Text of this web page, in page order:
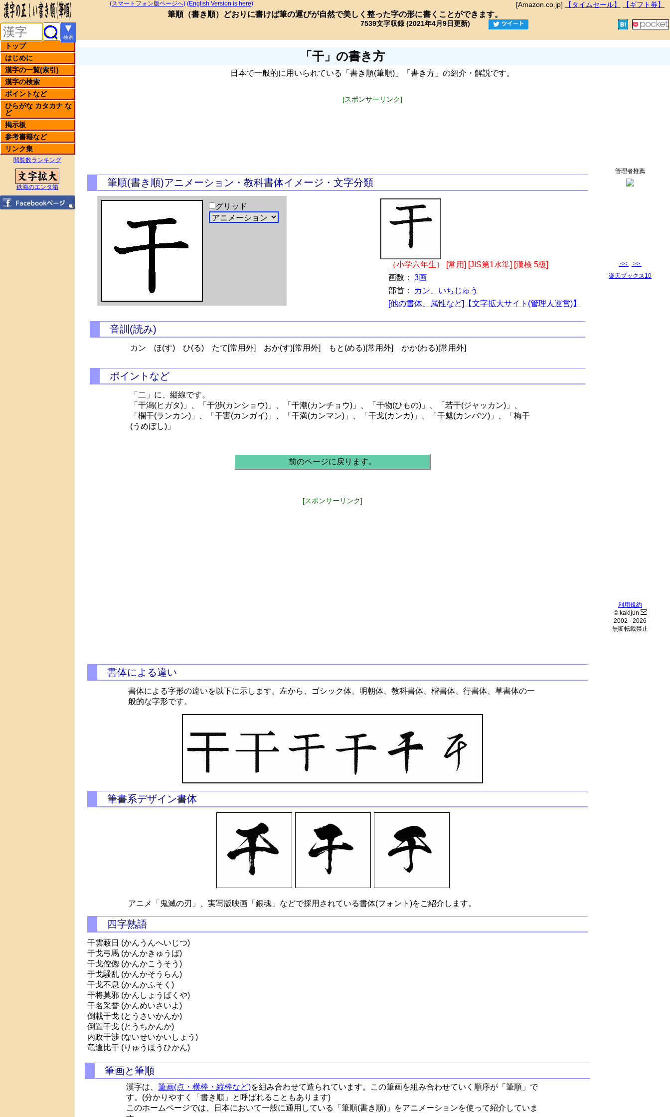
[Amazon.co.jp] 【タイムセール】 【ギフト券】
(スマートフォン版ページへ) (English Version is here)
筆順（書き順）どおりに書けば筆の運びが自然で美しく整った字の形に書くことができます。
7539文字収録 (2021年4月9日更新)
▼
検索
トップ
はじめに
漢字の一覧(索引)
漢字の検索
ポイントなど
ひらがな カタカナ な
ど
掲示板
参考書籍など
リンク集
閲覧数ランキング
鉄海のエンタ箱
「干」の書き方
日本で一般的に用いられている「書き順(筆順)」「書き方」の紹介・解説です。
[スポンサーリンク]
筆順(書き順)アニメーション・教科書体イメージ・文字分類
グリッド
（小学六年生） [常用] [JIS第1水準] [漢検 5級]
画数：3画
部首： カン、いちじゅう
[他の書体、属性など]【文字拡大サイト(管理人運営)】
音訓(読み)
カン ほ(す) ひ(る) たて[常用外] おか(す)[常用外] もと(める)[常用外] かか(わる)[常用外]
ポイントなど
「二」に、縦線です。
「干潟(ヒガタ)」、「干渉(カンショウ)」、「干潮(カンチョウ)」、「干物(ひもの)」、「若干(ジャッカン)」、
「欄干(ランカン)」、「干害(カンガイ)」、「干満(カンマン)」、「干戈(カンカ)」、「干魃(カンバツ)」、「梅干
(うめぼし)」
前のページに戻ります。
[スポンサーリンク]
書体による違い
書体による字形の違いを以下に示します。左から、ゴシック体、明朝体、教科書体、楷書体、行書体、草書体の一
般的な字形です。
筆書系デザイン書体
アニメ「鬼滅の刃」、実写版映画「銀魂」などで採用されている書体(フォント)をご紹介します。
四字熟語
干雲蔽日 (かんうんへいじつ)
干戈弓馬 (かんかきゅうば)
干戈倥偬 (かんかこうそう)
干戈騒乱 (かんかそうらん)
干戈不息 (かんかふそく)
干将莫邪 (かんしょうばくや)
干名采誉 (かんめいさいよ)
倒載干戈 (とうさいかんか)
倒置干戈 (とうちかんか)
内政干渉 (ないせいかいしょう)
竜逢比干 (りゅうほうひかん)
筆画と筆順
漢字は、筆画(点・横棒・縦棒など)を組み合わせて造られています。この筆画を組み合わせていく順序が「筆順」で
す。(分かりやすく「書き順」と呼ばれることもあります)
このホームページでは、日本において一般に通用している「筆順(書き順)」をアニメーションを使って紹介していま
管理者推薦
<<
>>
楽天ブックス10
利用規約
© kakijun
2002 - 2026
無断転載禁止